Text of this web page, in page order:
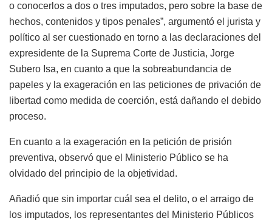
o conocerlos a dos o tres imputados, pero sobre la base de
hechos, contenidos y tipos penales”, argumentó el jurista y
político al ser cuestionado en torno a las declaraciones del
expresidente de la Suprema Corte de Justicia, Jorge
Subero Isa, en cuanto a que la sobreabundancia de
papeles y la exageración en las peticiones de privación de
libertad como medida de coerción, está dañando el debido
proceso.
En cuanto a la exageración en la petición de prisión
preventiva, observó que el Ministerio Público se ha
olvidado del principio de la objetividad.
Añadió que sin importar cuál sea el delito, o el arraigo de
los imputados, los representantes del Ministerio Públicos